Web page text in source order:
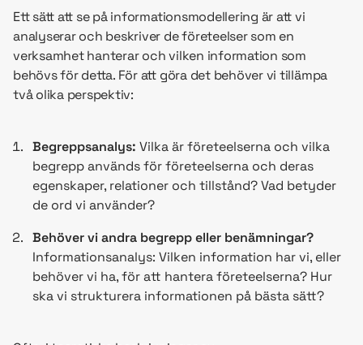
Ett sätt att se på informationsmodellering är att vi
analyserar och beskriver de företeelser som en
verksamhet hanterar och vilken information som
behövs för detta. För att göra det behöver vi tillämpa
två olika perspektiv:
Begreppsanalys: Vilka är företeelserna och vilka
begrepp används för företeelserna och deras
egenskaper, relationer och tillstånd? Vad betyder
de ord vi använder?
Behöver vi andra begrepp eller benämningar?
Informationsanalys: Vilken information har vi, eller
behöver vi ha, för att hantera företeelserna? Hur
ska vi strukturera informationen på bästa sätt?